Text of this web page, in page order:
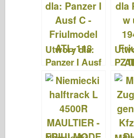
FRIULMODE
L ATL-110
Utwory dla:
Panzer I Ausf
C –
Friulmodel
ATL-118
PZ
45 –